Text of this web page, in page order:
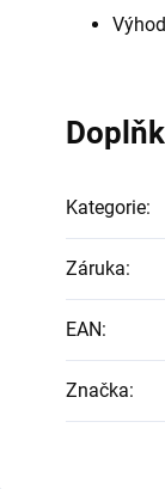
Kategorie:
Záruka:
EAN:
Značka: